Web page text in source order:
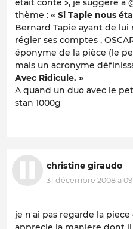
était conté », je suggère à
thème : « Si Tapie nous
Bernard Tapie ayant de
régler ses comptes ,
éponyme de la pièce (le
mais un acronyme
Avec Ridicule. »
A quand un duo avec le
stan 1000g
christine giraudo
31 décembre 2008 à
je n'ai pas regarde la